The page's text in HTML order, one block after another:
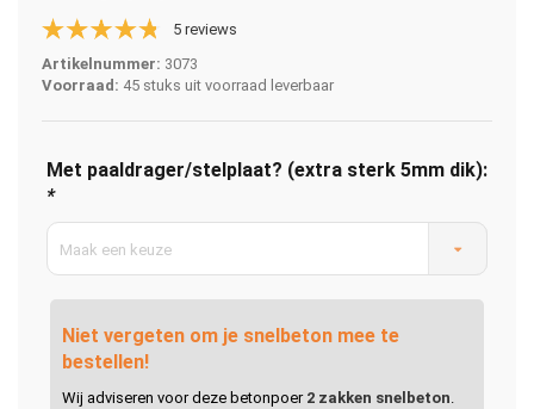
5 reviews
Artikelnummer: 3073
Voorraad: 45 stuks uit voorraad leverbaar
Met paaldrager/stelplaat? (extra sterk 5mm dik):
*
Maak een keuze
Niet vergeten om je snelbeton mee te
bestellen!
Wij adviseren voor deze betonpoer 2 zakken snelbeton.